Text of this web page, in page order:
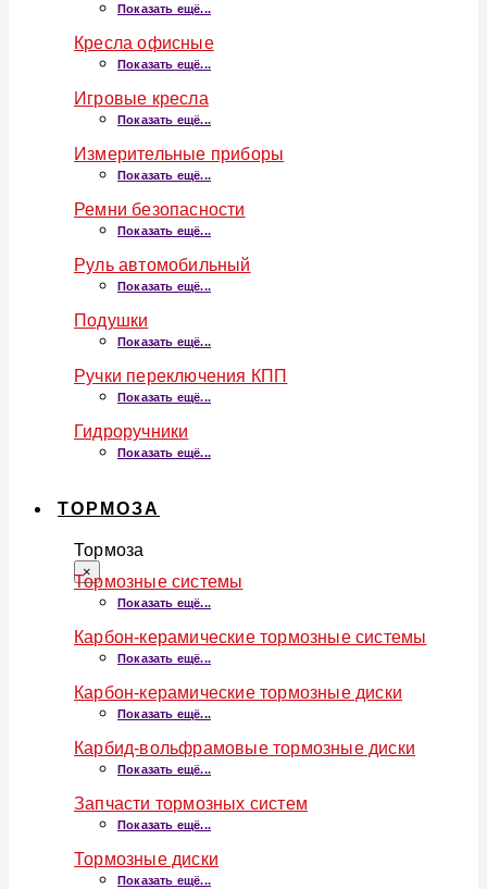
Показать ещё...
Кресла офисные
Показать ещё...
Игровые кресла
Показать ещё...
Измерительные приборы
Показать ещё...
Ремни безопасности
Показать ещё...
Руль автомобильный
Показать ещё...
Подушки
Показать ещё...
Ручки переключения КПП
Показать ещё...
Гидроручники
Показать ещё...
ТОРМОЗА
Тормоза
×
Тормозные системы
Показать ещё...
Карбон-керамические тормозные системы
Показать ещё...
Карбон-керамические тормозные диски
Показать ещё...
Карбид-вольфрамовые тормозные диски
Показать ещё...
Запчасти тормозных систем
Показать ещё...
Тормозные диски
Показать ещё...